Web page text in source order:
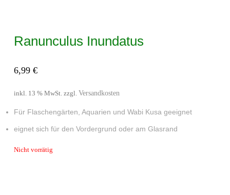
Ranunculus Inundatus
6,99 €
inkl. 13 % MwSt. zzgl. Versandkosten
Für Flaschengärten, Aquarien und Wabi Kusa geeignet
eignet sich für den Vordergrund oder am Glasrand
Nicht vorrätig